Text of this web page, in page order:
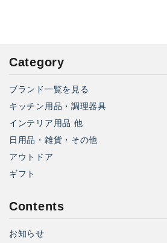
Category
ブランド一覧を見る
キッチン用品・調理器具
インテリア用品 他
日用品・雑貨・その他
アウトドア
ギフト
Contents
お知らせ